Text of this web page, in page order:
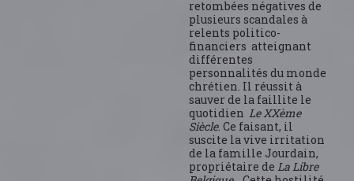
retombées négatives de
plusieurs scandales à
relents politico-
financiers atteignant
différentes
personnalités du monde
chrétien. Il réussit à
sauver de la faillite le
quotidien Le XXème
Siècle. Ce faisant, il
suscite la vive irritation
de la famille Jourdain,
propriétaire de La Libre